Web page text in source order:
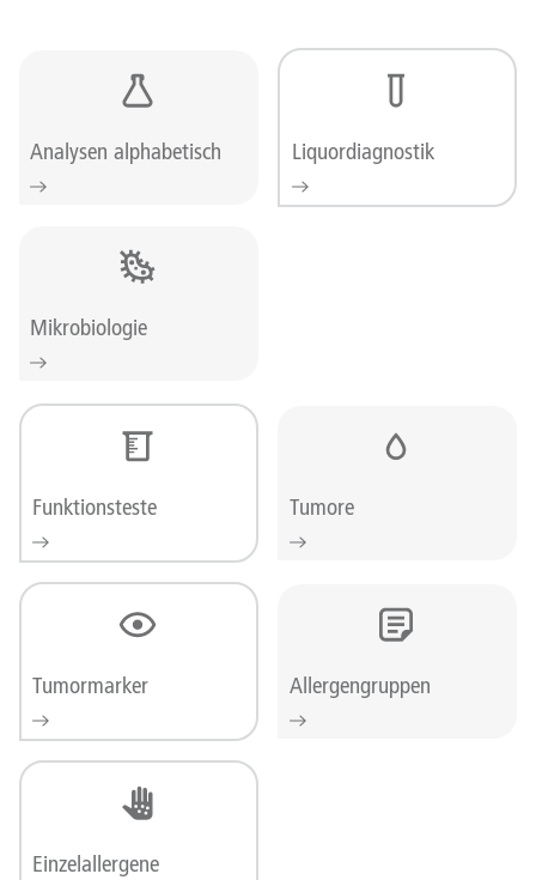
Analysen alphabetisch Liquordiagnostik
Mikrobiologie
Funktionsteste Tumore
Tumormarker Allergengruppen
Einzelallergene